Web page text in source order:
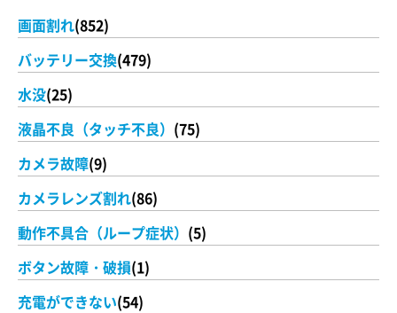
画面割れ(852)
バッテリー交換(479)
水没(25)
液晶不良（タッチ不良） (75)
カメラ故障(9)
カメラレンズ割れ(86)
動作不具合（ループ症状） (5)
ボタン故障・破損(1)
充電ができない(54)